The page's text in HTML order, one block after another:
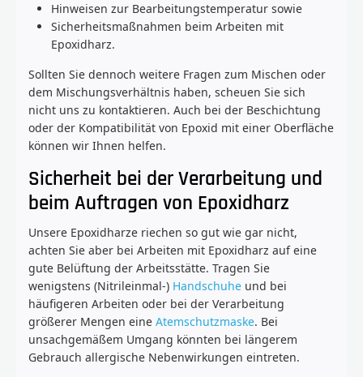
Hinweisen zur Bearbeitungstemperatur sowie
Sicherheitsmaßnahmen beim Arbeiten mit
Epoxidharz.
Sollten Sie dennoch weitere Fragen zum Mischen oder
dem Mischungsverhältnis haben, scheuen Sie sich
nicht uns zu kontaktieren. Auch bei der Beschichtung
oder der Kompatibilität von Epoxid mit einer Oberfläche
können wir Ihnen helfen.
Sicherheit bei der Verarbeitung und
beim Auftragen von Epoxidharz
Unsere Epoxidharze riechen so gut wie gar nicht,
achten Sie aber bei Arbeiten mit Epoxidharz auf eine
gute Belüftung der Arbeitsstätte. Tragen Sie
wenigstens (Nitrileinmal-) Handschuhe und bei
häufigeren Arbeiten oder bei der Verarbeitung
größerer Mengen eine Atemschutzmaske. Bei
unsachgemäßem Umgang könnten bei längerem
Gebrauch allergische Nebenwirkungen eintreten.